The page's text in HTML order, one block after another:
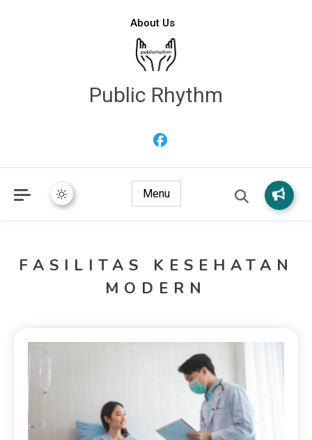
About Us
Public Rhythm
Menu
FASILITAS KESEHATAN
MODERN